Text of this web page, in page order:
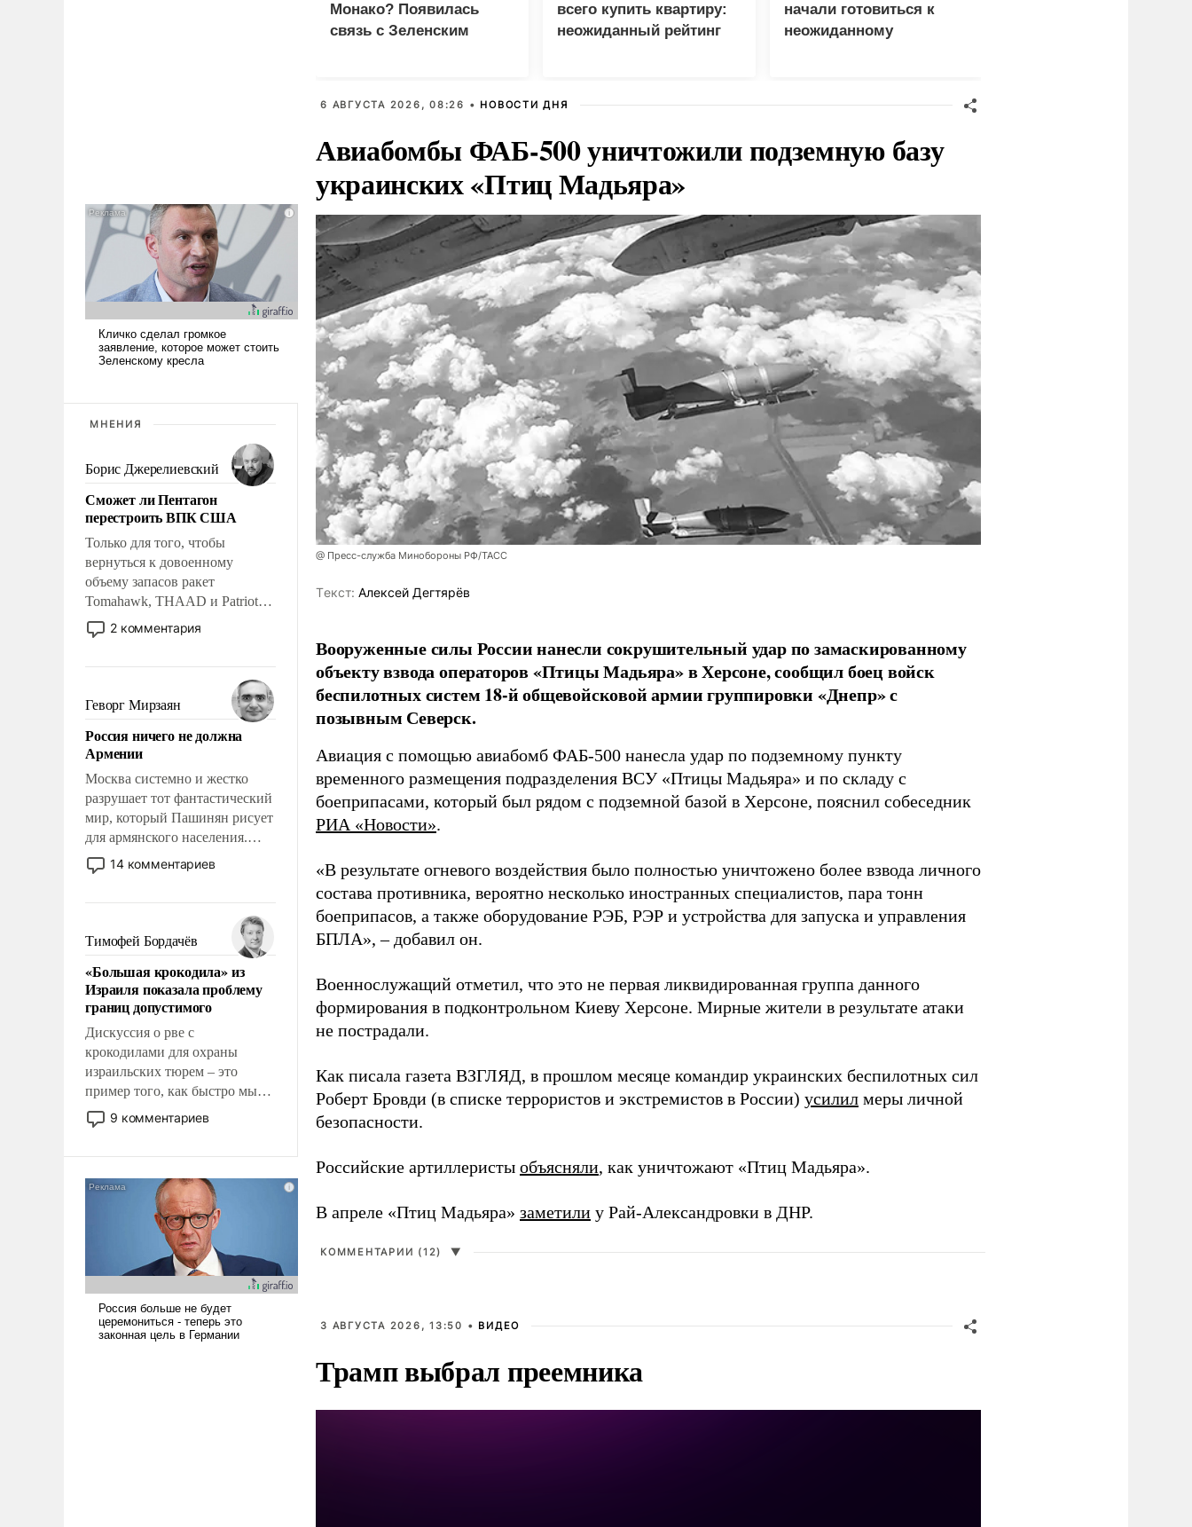
МНЕНИЯ
Борис Джерелиевский
Сможет ли Пентагон
перестроить ВПК США
Только для того, чтобы
вернуться к довоенному
объему запасов ракет
Tomahawk, THAAD и Patriot
США потребуется более трех
лет. Даже небольшая война с
Сложившаяся ситуация
означает многолетний период
уязвимости США, например,
перед Китаем.
2 комментария
Геворг Мирзаян
Россия ничего не должна
Армении
Москва системно и жестко
разрушает тот фантастический
мир, который Пашинян рисует
для армянского населения.
Мир, где этому населению все
должны просто по
политические прожекты будут
беспрекословно оплачиваться
за счет российских
налогоплательщиков и где за
свои поступки не нужно
отвечать.
14 комментариев
Тимофей Бордачёв
«Большая крокодила» из
Израиля показала проблему
границ допустимого
Дискуссия о рве с
крокодилами для охраны
израильских тюрем – это
пример того, как быстро мы
двигаемся по пути
революционных изменений.
псевдонаучной фантастики,
стало всерьез обсуждаемой
9 комментариев
Монако? Появилась
связь с Зеленским
всего купить квартиру:
неожиданный рейтинг
начали готовиться к
неожиданному
6 АВГУСТА 2026, 08:26 • НОВОСТИ ДНЯ
Авиабомбы ФАБ-500 уничтожили подземную базу
украинских «Птиц Мадьяра»
@ Пресс-служба Минобороны РФ/ТАСС
Tекст: Алексей Дегтярёв
Вооруженные силы России нанесли сокрушительный удар по замаскированному
объекту взвода операторов «Птицы Мадьяра» в Херсоне, сообщил боец войск
беспилотных систем 18-й общевойсковой армии группировки «Днепр» с
позывным Северск.
Авиация с помощью авиабомб ФАБ-500 нанесла удар по подземному пункту
временного размещения подразделения ВСУ «Птицы Мадьяра» и по складу с
боеприпасами, который был рядом с подземной базой в Херсоне, пояснил собеседник
РИА «Новости».
«В результате огневого воздействия было полностью уничтожено более взвода личного
состава противника, вероятно несколько иностранных специалистов, пара тонн
боеприпасов, а также оборудование РЭБ, РЭР и устройства для запуска и управления
БПЛА», – добавил он.
Военнослужащий отметил, что это не первая ликвидированная группа данного
формирования в подконтрольном Киеву Херсоне. Мирные жители в результате атаки
не пострадали.
Как писала газета ВЗГЛЯД, в прошлом месяце командир украинских беспилотных сил
Роберт Бровди (в списке террористов и экстремистов в России) усилил меры личной
безопасности.
Российские артиллеристы объясняли, как уничтожают «Птиц Мадьяра».
В апреле «Птиц Мадьяра» заметили у Рай-Александровки в ДНР.
КОММЕНТАРИИ (12) ▼
3 АВГУСТА 2026, 13:50 • ВИДЕО
Трамп выбрал преемника